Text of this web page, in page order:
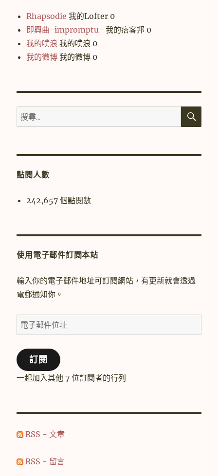
Rhapsodie 我的Lofter 0
即興曲-impromptu- 我的痞客邦 0
我的噗浪 我的噗浪 0
我的微博 我的微博 0
搜
尋
鍵
搜
點閱人數
242,657 個點閱數
使用電子郵件訂閱本站
輸入你的電子郵件地址可訂閱網站，有更新就會透過
電郵通知你。
電
子
郵
件
位
訂閱
一起加入其他 7 位訂閱者的行列
RSS - 文章
RSS - 留言